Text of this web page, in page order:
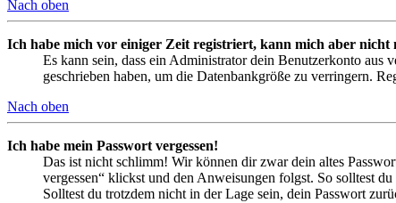
Nach oben
Ich habe mich vor einiger Zeit registriert, kann mich aber nicht
Es kann sein, dass ein Administrator dein Benutzerkonto aus
geschrieben haben, um die Datenbankgröße zu verringern.
Nach oben
Ich habe mein Passwort vergessen!
Das ist nicht schlimm! Wir können dir zwar dein altes
vergessen“ klickst und den Anweisungen folgst. So solltest
Solltest du trotzdem nicht in der Lage sein, dein Passwort